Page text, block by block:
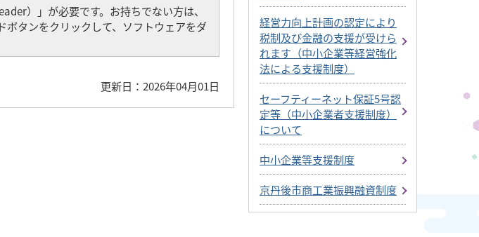
）」が必要です。お持ちでない方は、
タンをクリックして、ソフトウェアをダ
更新日：2026年04月01日
経営力向上計画の認定により
税制及び金融の支援が受けら
れます（中小企業等経営強化
法による支援制度）
セーフティーネット保証5号認
定等（中小企業者支援制度）
について
中小企業等支援制度
京丹後市商工業振興融資制度